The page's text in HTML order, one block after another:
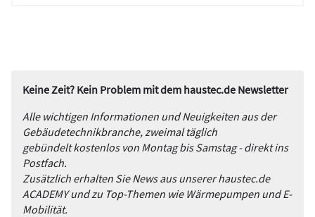
Keine Zeit? Kein Problem mit dem haustec.de Newsletter
Alle wichtigen Informationen und Neuigkeiten aus der
Gebäudetechnikbranche, zweimal täglich
gebündelt kostenlos von Montag bis Samstag - direkt ins
Postfach.
Zusätzlich erhalten Sie News aus unserer haustec.de
ACADEMY und zu Top-Themen wie Wärmepumpen und E-
Mobilität.